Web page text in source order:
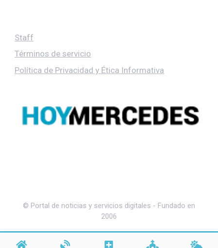
Staff
Términos de servicio
Política de Privacidad y Ética Informativa
© Portal de noticias y servicios digitales - Fundado en
2006